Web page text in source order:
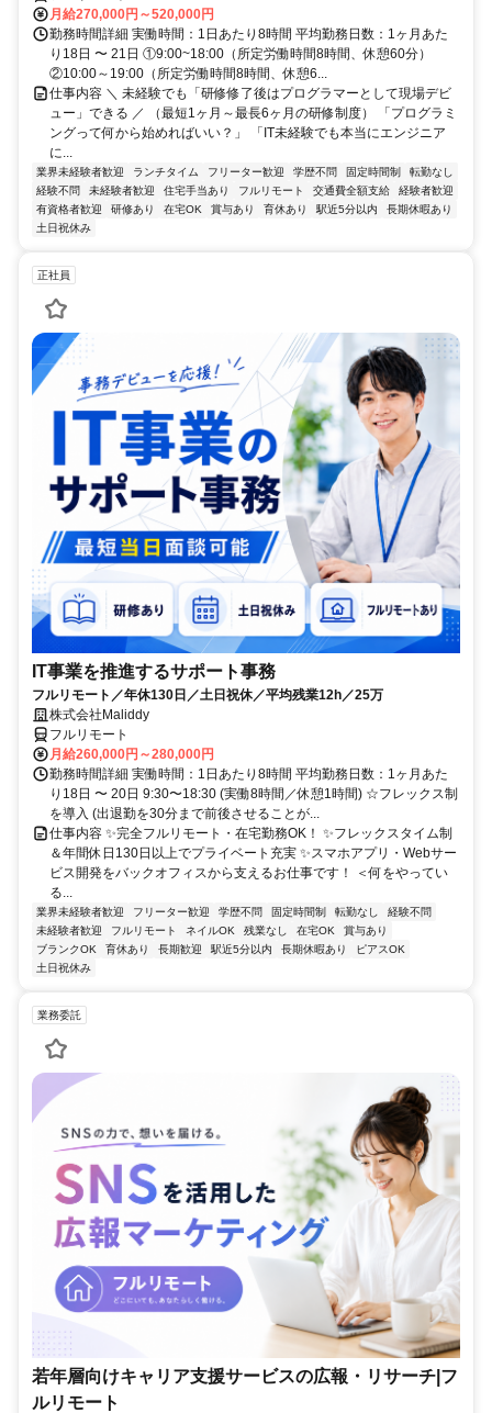
月給270,000円～520,000円
勤務時間詳細 実働時間：1日あたり8時間 平均勤務日数：1ヶ月あた
り18日 〜 21日 ①9:00~18:00（所定労働時間8時間、休憩60分）
②10:00～19:00（所定労働時間8時間、休憩6...
仕事内容 ＼ 未経験でも「研修修了後はプログラマーとして現場デビ
ュー」できる ／ （最短1ヶ月～最長6ヶ月の研修制度） 「プログラミ
ングって何から始めればいい？」 「IT未経験でも本当にエンジニア
に...
業界未経験者歓迎 ランチタイム フリーター歓迎 学歴不問 固定時間制
転勤なし
経験不問
未経験者歓迎 住宅手当あり フルリモート 交通費全額支給
経験者歓迎
有資格者歓迎
研修あり 在宅OK 賞与あり 育休あり 駅近5分以内
長期休暇あり
土日祝休み
正社員
IT事業を推進するサポート事務
フルリモート／年休130日／土日祝休／平均残業12h／25万
株式会社Maliddy
フルリモート
月給260,000円～280,000円
勤務時間詳細 実働時間：1日あたり8時間 平均勤務日数：1ヶ月あた
り18日 〜 20日 9:30〜18:30 (実働8時間／休憩1時間) ☆フレックス制
を導入 (出退勤を30分まで前後させることが...
仕事内容 ✨完全フルリモート・在宅勤務OK！ ✨フレックスタイム制
＆年間休日130日以上でプライベート充実 ✨スマホアプリ・Webサー
ビス開発をバックオフィスから支えるお仕事です！ ＜何をやってい
る...
業界未経験者歓迎 フリーター歓迎 学歴不問 固定時間制 転勤なし
経験不問
未経験者歓迎
フルリモート ネイルOK 残業なし 在宅OK
賞与あり
ブランクOK
育休あり 長期歓迎 駅近5分以内 長期休暇あり
ピアスOK
土日祝休み
業務委託
若年層向けキャリア支援サービスの広報・リサーチ|フ
ルリモート